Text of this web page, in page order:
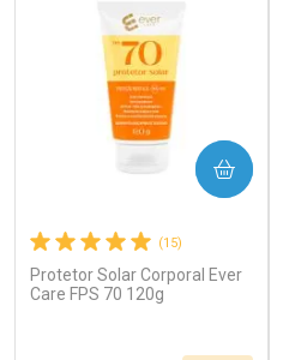
(15)
Protetor Solar Corporal Ever
Care FPS 70 120g
COMPRAR